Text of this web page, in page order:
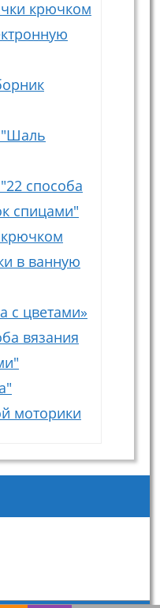
крючком
"Шаль
способа
спицами"
крючком
в ванную
с цветами»
вязания
моторики